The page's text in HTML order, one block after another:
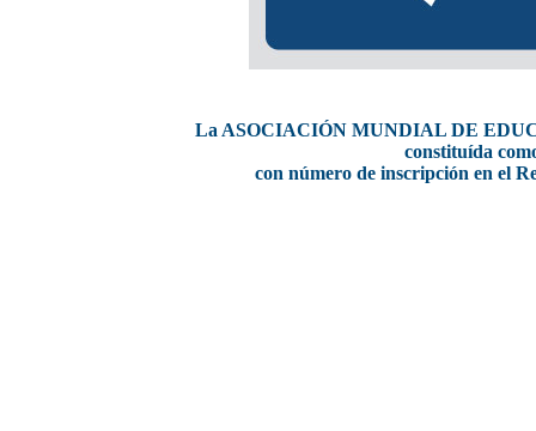
La ASOCIACIÓN MUNDIAL DE
constituída
con número de inscripción en el